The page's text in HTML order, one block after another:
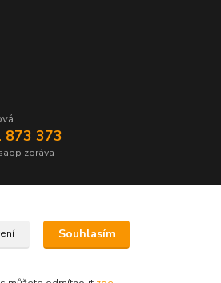
873 373
zpráva
Souhlasím